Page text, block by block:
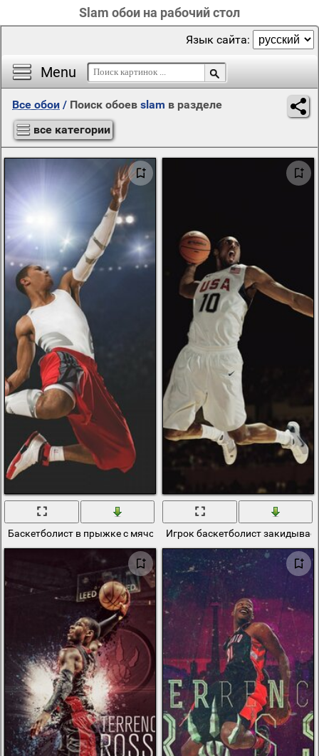
Slam обои на рабочий стол
Menu
Язык сайта:
Все обои / Поиск обоев slam в разделе
все категории
Баскетболист в прыжке с мячом Игрок баскетболист